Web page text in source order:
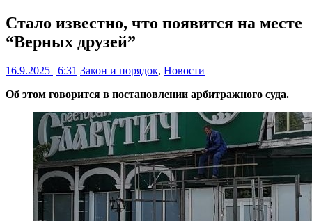
Стало известно, что появится на месте
“Верных друзей”
16.9.2025 | 6:31 Закон и порядок, Новости
Об этом говорится в постановлении арбитражного суда.